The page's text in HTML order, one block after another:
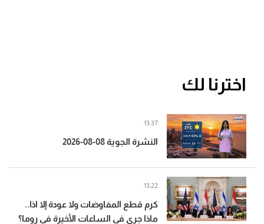
اخترنا لك
النشرة الجوية 08-08-2026
13:37
كرم قطع المفاوضات ولا عودة إلا اذا..
ماذا جرى في الساعات الأخيرة في روما؟
13:22